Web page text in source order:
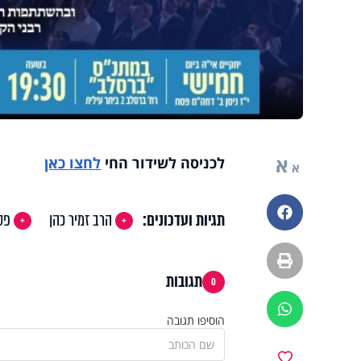
א א
פייסבוק
הדפסה
ווטסאפ
לכניסה לשידור החי לחצו כאן
תגיות ועדכונים: הרב זמיר כהן
0 תגובות
הוסיפו תגובה